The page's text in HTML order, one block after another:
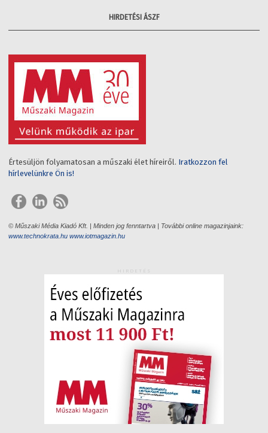
HIRDETÉSI ÁSZF
Értesüljön folyamatosan a műszaki élet híreiről. Iratkozzon fel
hírlevelünkre Ön is!
© Műszaki Média Kiadó Kft. | Minden jog fenntartva | További online magazinjaink:
www.technokrata.hu www.iotmagazin.hu
HIRDETÉS